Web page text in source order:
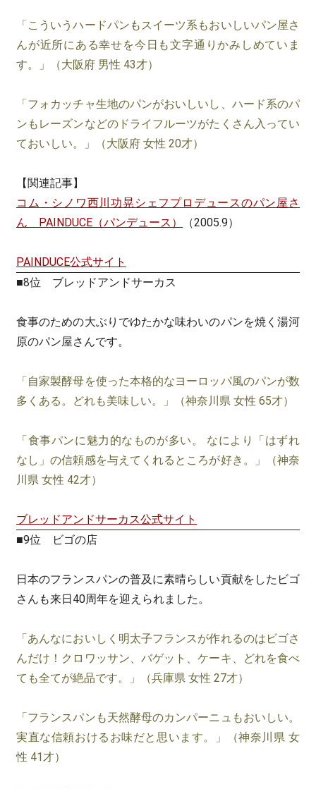
「こういうハードパンもスイーツ系もおいしいパン屋さ
んが近所にある幸せを今日も文字通りかみしめていま
す。」（大阪府 男性 43才）
「フォカッチャ生地のパンがおいしいし、ハード系のパ
ンもレーズンなどのドライフルーツがたくさん入ってい
ておいしい。」（大阪府 女性 20才）
【関連記事】
コム・シノワ西川功晃シェフプロデュースのパン屋さ
ん PAINDUCE（パンデュース）
（2005.9）
PAINDUCE公式サイト
■8位 ブレッドアンドサーカス
食事のための大ぶりでゆたかな味わいのパンを焼く湯河
原のパン屋さんです。
「自家製酵母を使った本格的なヨーロッパ風のパンが数
多くある。どれも美味しい。」（神奈川県 女性 65才）
「食事パンに魅力的なものが多い。 なにより「はずれ
なし」の信頼感を与えてくれるところが好き。」（神奈
川県 女性 42才）
ブレッドアンドサーカス公式サイト
■9位 ビゴの店
日本のフランスパンの普及に素晴らしい貢献をしたビゴ
さんも来日40周年を迎えられました。
「あんなにおいしく明太子フランスが作れるのはビゴさ
んだけ！クロワッサン、バゲット、ケーキ、どれを食べ
ても全てが絶品です。」（兵庫県 女性 27才）
「フランスパンも天然酵母のカンパーニュもおいしい。
実直な信頼おけるお味だと思います。」（神奈川県 女
性 41才）